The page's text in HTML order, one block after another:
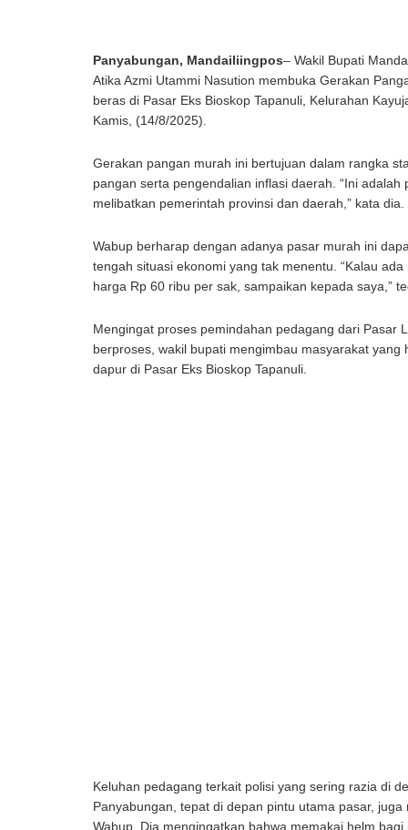
Panyabungan, Mandailiingpos– Wakil Bupati
Atika Azmi Utammi Nasution membuka Gerakan
beras di Pasar Eks Bioskop Tapanuli, Kelurahan
Kamis, (14/8/2025).
Gerakan pangan murah ini bertujuan dalam rangka
pangan serta pengendalian inflasi daerah. “Ini adalah
melibatkan pemerintah provinsi dan daerah,” kata dia.
Wabup berharap dengan adanya pasar murah ini
tengah situasi ekonomi yang tak menentu. “Kalau
harga Rp 60 ribu per sak, sampaikan kepada saya,”
Mengingat proses pemindahan pedagang dari Pasar
berproses, wakil bupati mengimbau masyarakat yang
dapur di Pasar Eks Bioskop Tapanuli.
Keluhan pedagang terkait polisi yang sering razia di
Panyabungan, tepat di depan pintu utama pasar,
Wabup. Dia mengingatkan bahwa memakai helm